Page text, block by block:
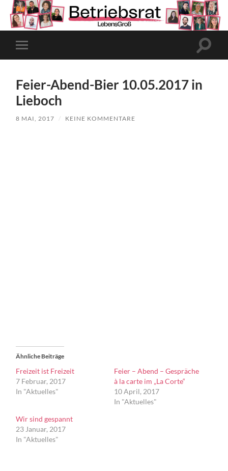
Mobile-
Menü
Feier-Abend-Bier 10.05.2017 in
Lieboch
8 MAI, 2017 / KEINE KOMMENTARE
Ähnliche Beiträge
Freizeit ist Freizeit
7 Februar, 2017
In "Aktuelles"
Feier – Abend – Gespräche
à la carte im „La Corte“
10 April, 2017
In "Aktuelles"
Wir sind gespannt
23 Januar, 2017
In "Aktuelles"